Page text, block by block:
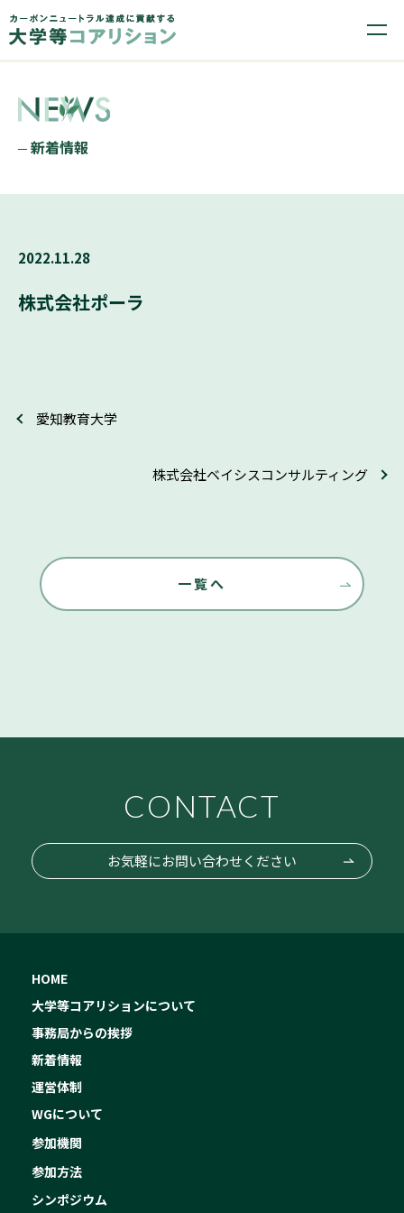
新着情報
2022.11.28
株式会社ポーラ
愛知教育大学
株式会社ベイシスコンサルティング
一覧へ
CONTACT
お気軽にお問い合わせください
HOME
大学等コアリションについて
事務局からの挨拶
新着情報
運営体制
WGについて
参加機関
参加方法
シンポジウム